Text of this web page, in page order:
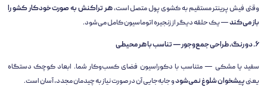
وقتی فیش پرینتر مستقیم به کشوی پول متصل است،هر تراکنش به صورت خودکار کشو را
باز می‌کند— یک حلقه دیگر از زنجیره اتوماسیون کامل می‌شود.
۶. دو رنگ، طراحی جمع‌وجور — تناسب با هر محیطی
سفید یا مشکی — متناسب با دکوراسیون فضای کسب‌وکار شما. ابعاد کوچک دستگاه
یعنیپیشخوان شلوغ نمی‌شودو جابه‌جایی آن در صورت نیاز به چیدمان مجدد، آسان است.